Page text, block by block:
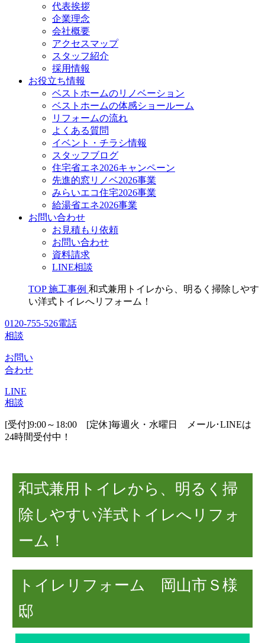
代表挨拶
企業理念
会社概要
アクセスマップ
スタッフ紹介
採用情報
お役立ち情報
ベストホームのリノベーション
ベストホームの体感ショールーム
リフォームの流れ
よくある質問
イベント・チラシ情報
スタッフブログ
住宅省エネ2026キャンペーン
先進的窓リノベ2026事業
みらいエコ住宅2026事業
給湯省エネ2026事業
お問い合わせ
お見積もり依頼
お問い合わせ
資料請求
LINE相談
TOP 施工事例 和式兼用トイレから、明るく掃除しやす
い洋式トイレへリフォーム！
0120-755-526電話
相談
お問い
合わせ
LINE
相談
[受付]9:00～18:00 [定休]毎週火・水曜日
メール･LINEは
24時間受付中！
和式兼用トイレから、明るく掃
除しやすい洋式トイレへリフォ
ーム！
トイレリフォーム 岡山市Ｓ様
邸